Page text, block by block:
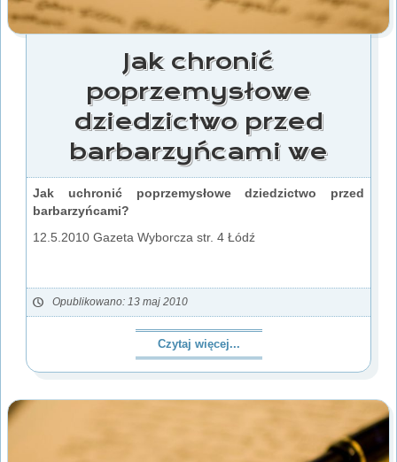
Jak chronić
poprzemysłowe
dziedzictwo przed
barbarzyńcami we
Jak uchronić poprzemysłowe dziedzictwo przed
barbarzyńcami?
12.5.2010 Gazeta Wyborcza str. 4 Łódź
Opublikowano: 13 maj 2010
Czytaj więcej...